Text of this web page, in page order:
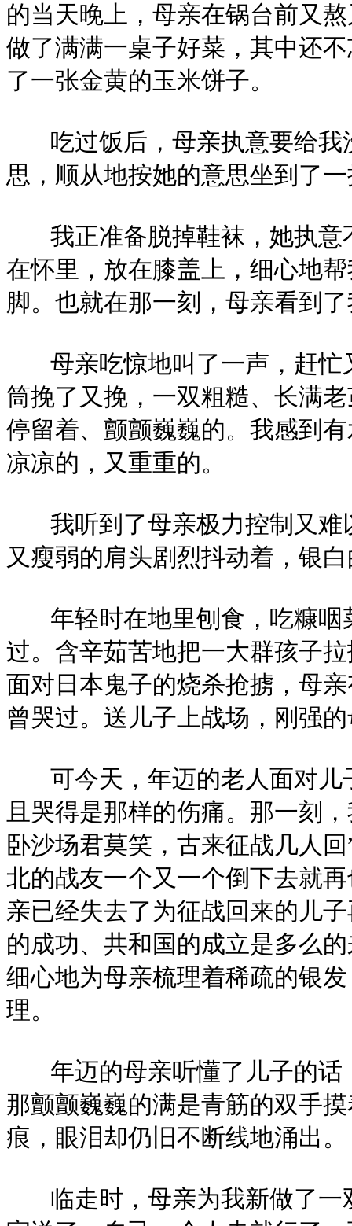
的当天晚上，母亲在锅台前又
做了满满一桌子好菜，其中还
了一张金黄的玉米饼子。
吃过饭后，母亲执意要给我
思，顺从地按她的意思坐到了
我正准备脱掉鞋袜，她执意
在怀里，放在膝盖上，细心地
脚。也就在那一刻，母亲看到
母亲吃惊地叫了一声，赶忙
筒挽了又挽，一双粗糙、长满
停留着、颤颤巍巍的。我感到
凉凉的，又重重的。
我听到了母亲极力控制又难
又瘦弱的肩头剧烈抖动着，银
年轻时在地里刨食，吃糠咽
过。含辛茹苦地把一大群孩子
面对日本鬼子的烧杀抢掳，母
曾哭过。送儿子上战场，刚强
可今天，年迈的老人面对儿
且哭得是那样的伤痛。那一刻
卧沙场君莫笑，古来征战几人
北的战友一个又一个倒下去就
亲已经失去了为征战回来的儿
的成功、共和国的成立是多么
细心地为母亲梳理着稀疏的银
理。
年迈的母亲听懂了儿子的话
那颤颤巍巍的满是青筋的双手
痕，眼泪却仍旧不断线地涌出。
临走时，母亲为我新做了一